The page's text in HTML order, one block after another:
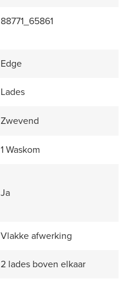
88771_65861
Edge
Lades
Zwevend
1 Waskom
Ja
Vlakke afwerking
2 lades boven elkaar